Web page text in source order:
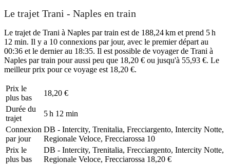
Le trajet Trani - Naples en train
Le trajet de Trani à Naples par train est de 188,24 km et prend 5 h
12 min. Il y a 10 connexions par jour, avec le premier départ au
00:36 et le dernier au 18:35. Il est possible de voyager de Trani à
Naples par train pour aussi peu que 18,20 € ou jusqu'à 55,93 €. Le
meilleur prix pour ce voyage est 18,20 €.
Prix ​​le
plus bas
18,20 €
Durée du
trajet
5 h 12 min
Connexion
par jour
DB - Intercity, Trenitalia, Frecciargento, Intercity Notte,
Regionale Veloce, Frecciarossa 10
Prix ​​le
plus bas
DB - Intercity, Trenitalia, Frecciargento, Intercity Notte,
Regionale Veloce, Frecciarossa 18,20 €